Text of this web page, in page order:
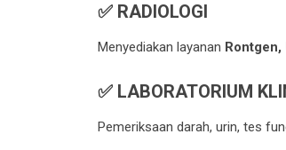
✅ RADIOLOGI
Menyediakan layanan Rontgen,
✅ LABORATORIUM
Pemeriksaan darah, urin, tes